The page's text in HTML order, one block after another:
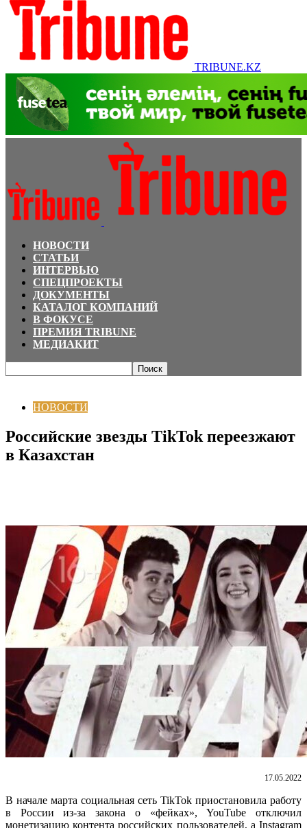
TRIBUNE.KZ
НОВОСТИ
СТАТЬИ
ИНТЕРВЬЮ
СПЕЦПРОЕКТЫ
ДОКУМЕНТЫ
КАТАЛОГ КОМПАНИЙ
В ФОКУСЕ
ПРЕМИЯ TRIBUNE
МЕДИАКИТ
НОВОСТИ
Российские звезды TikTok переезжают
в Казахстан
17.05.2022
В начале марта социальная сеть TikTok приостановила работу
в России из-за закона о «фейках», YouTube отключил
монетизацию контента российских пользователей, а Instagram